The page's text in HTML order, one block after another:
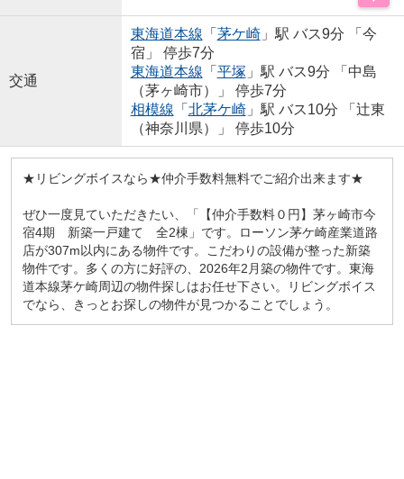
交通
東海道本線 「 茅ケ崎」駅 バス9分 「今
宿」 停歩7分
東海道本線 「 平塚 」駅 バス9分 「中島
（茅ヶ崎市）」 停歩7分
相模線 「 北茅ケ崎」駅 バス10分 「辻東
（神奈川県）」 停歩10分
★リビングボイスなら★仲介手数料無料でご紹介出来ます★
ぜひ一度見ていただきたい、「【仲介手数料０円】茅ヶ崎市今
宿4期 新築一戸建て 全2棟」です。ローソン茅ケ崎産業道路
店が307m以内にある物件です。こだわりの設備が整った新築
物件です。多くの方に好評の、2026年2月築の物件です。東海
道本線茅ケ崎周辺の物件探しはお任せ下さい。リビングボイス
でなら、きっとお探しの物件が見つかることでしょう。